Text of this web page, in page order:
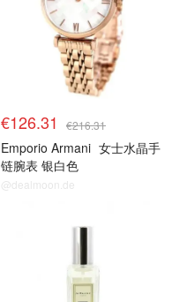
€126.31 €216.31
Emporio Armani 女士水晶手
链腕表 银白色
@dealmoon.de